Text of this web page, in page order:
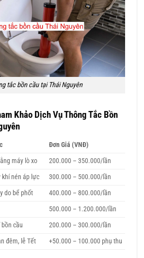
tắc bồn cầu tại Thái Nguyên
Khảo Dịch Vụ Thông Tắc Bồn
Đơn Giá (VNĐ)
máy lò xo
200.000 – 350.000/lần
khí nén áp lực
300.000 – 500.000/lần
do bể phốt
400.000 – 800.000/lần
500.000 – 1.200.000/lần
cầu
200.000 – 300.000/lần
đêm, lễ Tết
+50.000 – 100.000 phụ thu